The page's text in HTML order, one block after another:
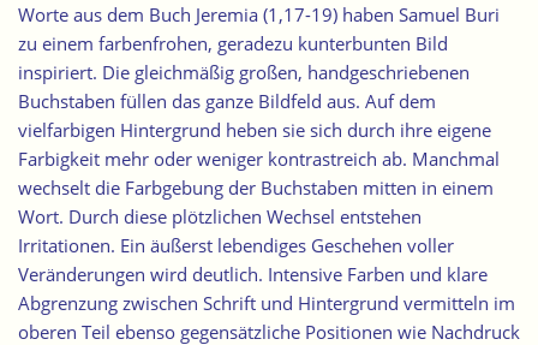
Worte aus dem Buch Jeremia (1,17-19) haben Samuel Buri
zu einem farbenfrohen, geradezu kunterbunten Bild
inspiriert. Die gleichmäßig großen, handgeschriebenen
Buchstaben füllen das ganze Bildfeld aus. Auf dem
vielfarbigen Hintergrund heben sie sich durch ihre eigene
Farbigkeit mehr oder weniger kontrastreich ab. Manchmal
wechselt die Farbgebung der Buchstaben mitten in einem
Wort. Durch diese plötzlichen Wechsel entstehen
Irritationen. Ein äußerst lebendiges Geschehen voller
Veränderungen wird deutlich. Intensive Farben und klare
Abgrenzung zwischen Schrift und Hintergrund vermitteln im
oberen Teil ebenso gegensätzliche Positionen wie Nachdruck